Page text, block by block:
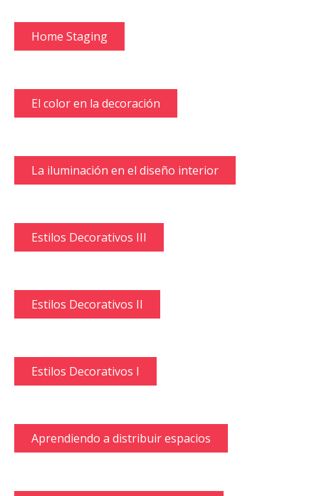
Home Staging
El color en la decoración
La iluminación en el diseño interior
Estilos Decorativos III
Estilos Decorativos II
Estilos Decorativos I
Aprendiendo a distribuir espacios